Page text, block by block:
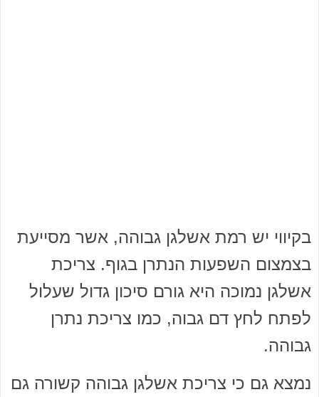
בקיווי יש רמת אשלגן גבוהה, אשר מסייעת
בצמצום השפעות הנתרן בגוף. צריכת
אשלגן נמוכה היא גורם סיכון גדול שעלול
לפתח לחץ דם גבוה, כמו צריכת נתרן
גבוהה.
נמצא גם כי צריכת אשלגן גבוהה קשורה גם